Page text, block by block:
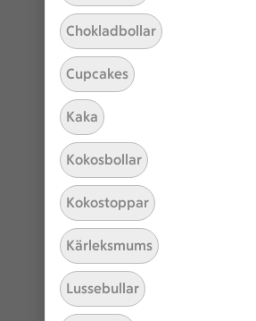
Chokladbollar
Cupcakes
Kaka
Kokosbollar
Kokostoppar
Kärleksmums
Lussebullar